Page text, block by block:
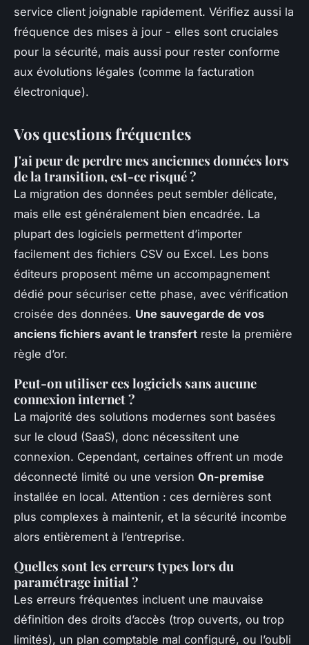
service client joignable rapidement. Vérifiez aussi la
fréquence des mises à jour - elles sont cruciales
pour la sécurité, mais aussi pour rester conforme
aux évolutions légales (comme la facturation
électronique).
Vos questions fréquentes
J'ai peur de perdre mes anciennes données lors
de la transition, est-ce risqué ?
La migration des données peut sembler délicate,
mais elle est généralement bien encadrée. La
plupart des logiciels permettent d’importer
facilement des fichiers CSV ou Excel. Les bons
éditeurs proposent même un accompagnement
dédié pour sécuriser cette phase, avec vérification
croisée des données. Une sauvegarde de vos
anciens fichiers avant le transfert reste la première
règle d’or.
Peut-on utiliser ces logiciels sans aucune
connexion internet ?
La majorité des solutions modernes sont basées
sur le cloud (SaaS), donc nécessitent une
connexion. Cependant, certaines offrent un mode
déconnecté limité ou une version On-premise
installée en local. Attention : ces dernières sont
plus complexes à maintenir, et la sécurité incombe
alors entièrement à l’entreprise.
Quelles sont les erreurs types lors du
paramétrage initial ?
Les erreurs fréquentes incluent une mauvaise
définition des droits d’accès (trop ouverts, ou trop
limités), un plan comptable mal configuré, ou l’oubli